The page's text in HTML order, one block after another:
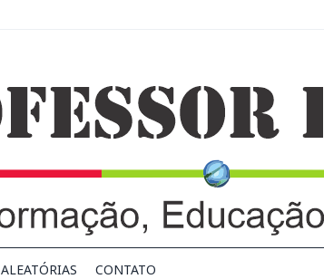
ALEATÓRIAS CONTATO